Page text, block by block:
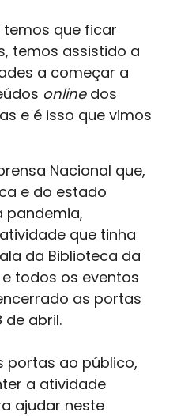
temos que ficar
temos assistido a
a começar a
onlinedos
e é isso que vimos
Nacional que,
e do estado
pandemia,
que tinha
da Biblioteca da
todos os eventos
as portas
de abril.
portas ao público,
a atividade
ajudar neste